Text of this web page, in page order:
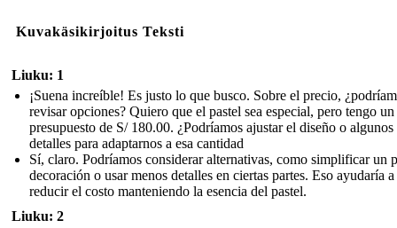
Kuvakäsikirjoitus Teksti
Liuku: 1
¡Suena increíble! Es justo lo que busco. Sobre el precio,
revisar opciones? Quiero que el pastel sea especial, pero tengo un
presupuesto de S/ 180.00. ¿Podríamos ajustar el diseño o algunos
detalles para adaptarnos a esa cantidad
Sí, claro. Podríamos considerar alternativas, como simplificar un
decoración o usar menos detalles en ciertas partes. Eso ayudaría a
reducir el costo manteniendo la esencia del pastel.
Liuku: 2